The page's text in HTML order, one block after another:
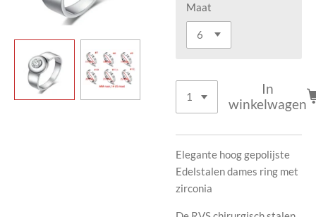
Maat
In
winkelwagen
Elegante hoog gepolijste
Edelstalen dames ring met
zirconia